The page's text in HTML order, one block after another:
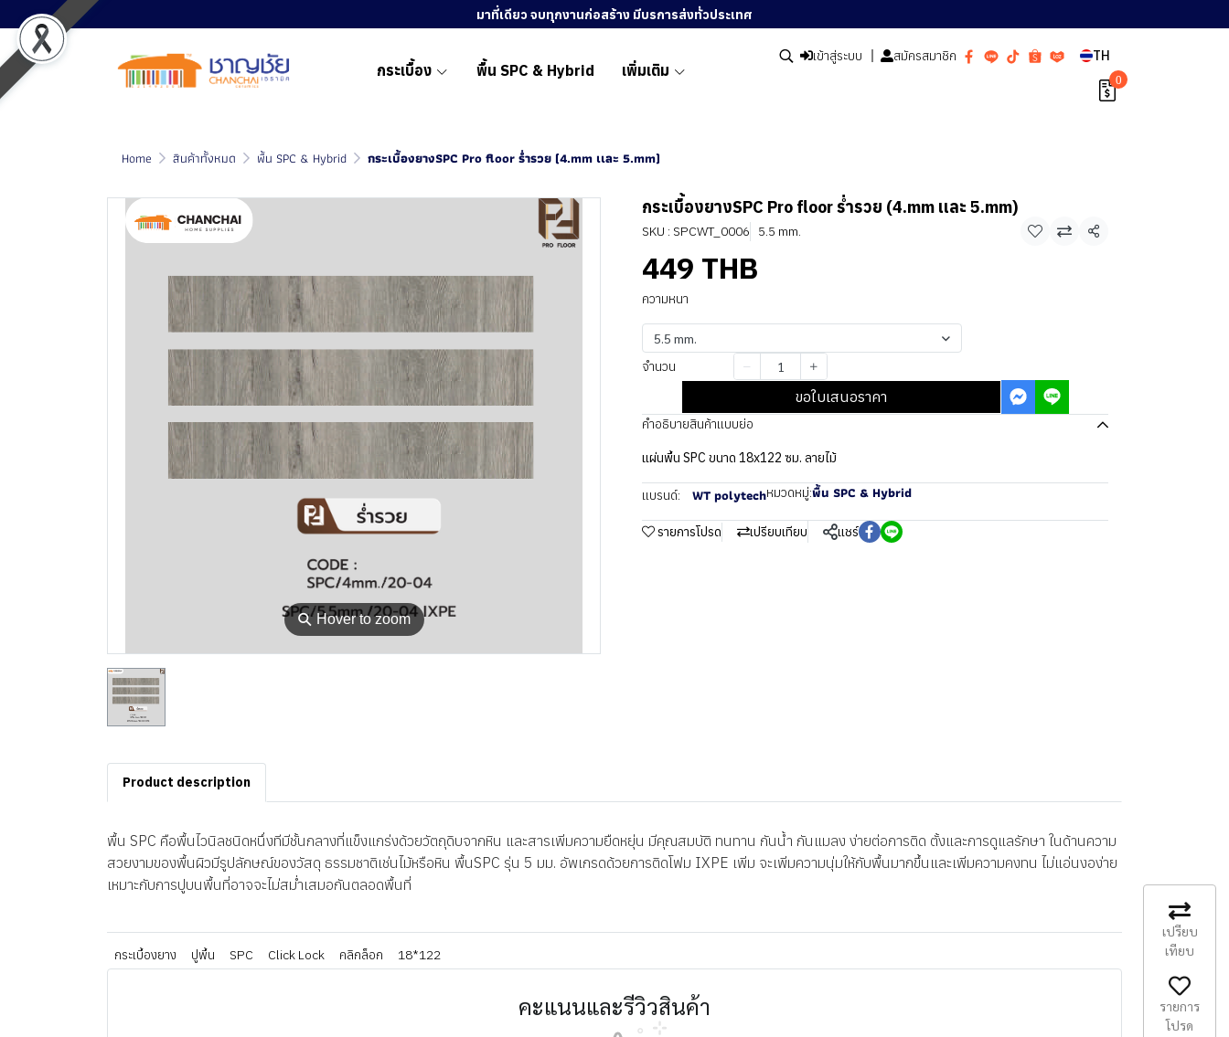
มาที่เดียว จบทุกงานก่อสร้าง มีบรการส่งทั่วประเทศ
กระเบื้อง พื้น SPC & Hybrid เพิ่มเติม
เข้าสู่ระบบ สมัครสมาชิก TH
0
Home สินค้าทั้งหมด พื้น SPC & Hybrid กระเบื้องยางSPC Pro floor ร่ำรวย (4.mm เเละ 5.mm)
⚲ Hover to zoom
กระเบื้องยางSPC Pro floor ร่ำรวย (4.mm เเละ 5.mm)
SKU : SPCWT_0006 5.5 mm. แชร์
449 THB
ความหนา
5.5 mm.
จำนวน
ขอใบเสนอราคา
คำอธิบายสินค้าแบบย่อ
แผ่นพื้น SPC ขนาด 18x122 ซม. ลายไม้
แบรนด์: WT polytechหมวดหมู่:พื้น SPC & Hybrid
รายการโปรด เปรียบเทียบ แชร์
Product description
พื้น SPC คือพื้นไวนิลชนิดหนึ่งทีมีชั้นกลางที่แข็งแกร่งด้วยวัตถุดิบจากหิน และสารเพิ่มความยืดหยุ่น มีคุณสมบัติ ทนทาน กันน้ำ กันแมลง ง่ายต่อการติด ตั้งและการดูแลรักษา ในด้านความ
สวยงามของพื้นผิวมีรูปลักษณ์ของวัสดุ ธรรมชาติเช่นไม้หรือหิน พื้นSPC รุ่น 5 มม. อัพเกรดด้วยการติดโฟม IXPE เพิ่ม จะเพิ่มความนุ่มให้กับพื้นมากขึ้นและเพิ่มความคงทน ไม่แอ่นงอง่าย
เหมาะกับการปูบนพื้นที่อาจจะไม่สม่ำเสมอกันตลอดพื้นที่
กระเบื้องยาง ปูพื้น SPC Click Lock คลิกล็อก 18*122
คะแนนและรีวิวสินค้า
เปรียบ
เทียบ
รายการ
โปรด